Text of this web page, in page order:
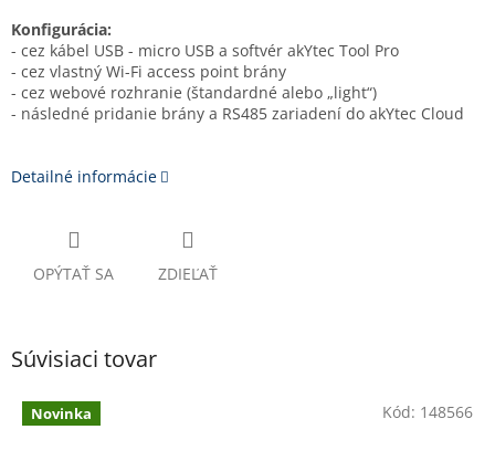
Konfigurácia:
- cez kábel USB - micro USB a softvér akYtec Tool Pro
- cez vlastný Wi-Fi access point brány
- cez webové rozhranie (štandardné alebo „light“)
- následné pridanie brány a RS485 zariadení do akYtec Cloud
Detailné informácie
OPÝTAŤ SA ZDIEĽAŤ
Súvisiaci tovar
Novinka Kód: 148566